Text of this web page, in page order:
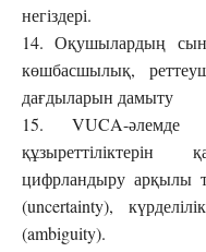
негіздері.
14. Оқушылардың
көшбасшылық,
дағдыларын дамыту
15. VUCA-әлемде
цифрландыру арқылы
(uncertainty),
(ambiguity).